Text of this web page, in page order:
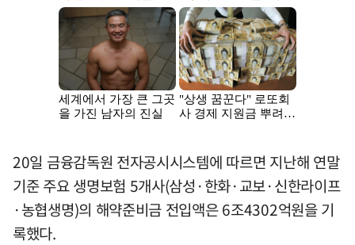
20일 금융감독원 전자공시시스템에 따르면 지난해 연말
기준 주요 생명보험 5개사(삼성·한화·교보·신한라이프
·농협생명)의 해약준비금 전입액은 6조4302억원을 기
록했다.